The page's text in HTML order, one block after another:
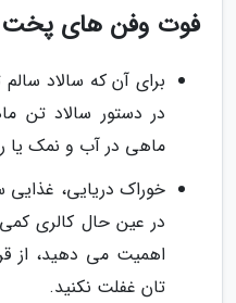
فوت وفن های پخت
برای آن که سالاد
در دستور سالاد تن
ماهی در آب و نمک یا
خوراک دریایی، غذایی
در عین حال کالری
اهمیت می دهید، از
تان غفلت نکنید.